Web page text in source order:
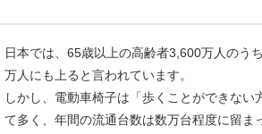
日本では、65歳以上の高齢者3,600万人のう
万人にも上ると言われています。
しかし、電動車椅子は「歩くことができな
て多く、年間の流通台数は数万台程度に留